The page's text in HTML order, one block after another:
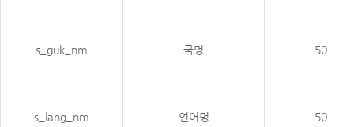
s_guk_nm 국명 50
s_lang_nm 언어명 50